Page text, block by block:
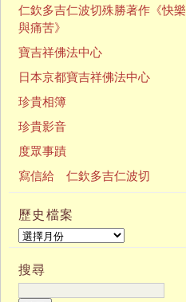
仁欽多吉仁波切殊勝著作《快樂
與痛苦》
寶吉祥佛法中心
日本京都寶吉祥佛法中心
珍貴相簿
珍貴影音
度眾事蹟
寫信給 仁欽多吉仁波切
歷史檔案
搜尋